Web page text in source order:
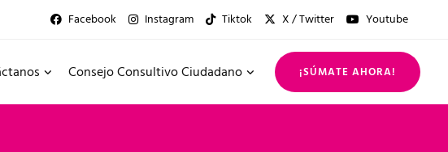
Facebook Instagram Tiktok X / Twitter Youtube
Consejo Consultivo Ciudadano ¡SÚMATE AHORA!